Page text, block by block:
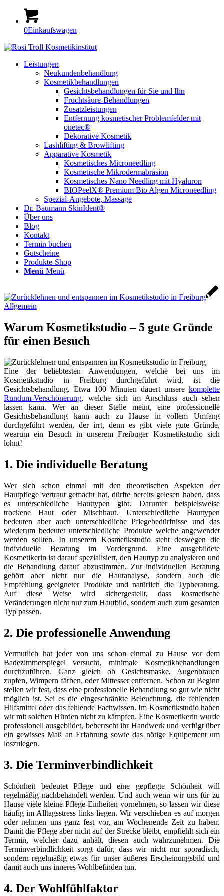
0Einkaufswagen
Leistungen
Neukundenbehandlung
Kosmetikbehandlungen
Gesichtsbehandlungen für Sie und Ihn
Fruchtsäure-Behandlungen
Zusatzleistungen
Entfernung kosmetischer Problemfelder mit
onetec®
Dekorative Kosmetik
Lashlifting & Browlifting
Apparative Kosmetik
Kosmetisches Microneedling
Kosmetische Mikrodermabrasion
Kosmetisches Nano Needling mit Hyaluron
BIOPeelX® Premium Bio Algen Microneedling
Spezial-Angebote, Massage
Dr. Baumann SkinIdent®
Über uns
Blog
Kontakt
Termin buchen
Gutscheine
Produkte-Shop
Menü Menü
Allgemein
Warum Kosmetikstudio – 5 gute Gründe
für einen Besuch
Eine der beliebtesten Anwendungen, welche bei uns im
Kosmetikstudio in Freiburg durchgeführt wird, ist die
Gesichtsbehandlung. Etwa 100 Minuten dauert unsere komplette
Rundum-Verschönerung, welche sich im Anschluss auch sehen
lassen kann. Wer an dieser Stelle meint, eine professionelle
Gesichtsbehandlung kann auch zu Hause in vollem Umfang
durchgeführt werden, der irrt, denn es gibt viele gute Gründe,
wearum ein Besuch in unserem Freibuger Kosmetikstudio sich
lohnt!
1. Die individuelle Beratung
Wer sich schon einmal mit den theoretischen Aspekten der
Hautpflege vertraut gemacht hat, dürfte bereits gelesen haben, dass
es unterschiedliche Hauttypen gibt. Darunter beispielsweise
trockene Haut oder Mischhaut. Unterschiedliche Hauttypen
bedeuten aber auch unterschiedliche Pflegebedürfnisse und das
wiederum bedeutet unterschiedliche Produkte welche angewendet
werden sollten. In unserem Kosmetikstudio steht deswegen die
individuelle Beratung im Vordergrund. Eine ausgebildete
Kosmetikerin ist darauf spezialisiert, den Hauttyp zu analysieren und
die Behandlung darauf abzustimmen. Zur individuellen Beratung
gehört aber nicht nur die Hautanalyse, sondern auch die
Empfehlung geeigneter Produkte und natürlich die Typberatung.
Auf diese Weise wird sichergestellt, dass kosmetische
Veränderungen nicht nur zum Hautbild, sondern auch zum gesamten
Typ passen.
2. Die professionelle Anwendung
Vermutlich hat jeder von uns schon einmal zu Hause vor dem
Badezimmerspiegel versucht, minimale Kosmetikbehandlungen
durchzuführen. Ganz gleich ob Gesichtsmaske, Augenbrauen
zupfen, Wimpern färben, oder Mittesser entfernen. Schon zu Beginn
stellen wir fest, dass eine professionelle Behandlung so gut wie nicht
möglich ist. Sei es die eingeschränkte Beleuchtung, die fehlenden
Hilfsmittel oder das fehlende Fachwissen. Im Kosmetikstudio haben
wir mit solchen Hürden nicht zu kämpfen. Eine Kosmetikerin wurde
professionell ausgebildet, beherrscht ihr Handwerk und verfügt über
ein gewisses Maß an Erfahrung sowie das nötige Equipement um
loszulegen.
3. Die Terminverbindlichkeit
Schönheit bedeutet Pflege und eine gepflegte Schönheit will
regelmäßig nachbehandelt werden. Und auch wenn wir uns für zu
Hause viele kleine Pflege-Einheiten vornehmen, so lassen wir diese
häufig im Alltagsstress links liegen. Wir verschieben es auf morgen
oder nehmen uns ganz fest vor, am Wochenende Zeit zu haben.
Damit die Pflege aber nicht auf der Strecke bleibt, empfiehlt sich ein
Termin, welcher dazu anhält, diesen auch wahrzunehmen. Die
Terminverbindlichkeit sorgt dafür, dass wir nicht nur sporadisch,
sondern regelmäßig etwas für unser äußeres Erscheinungsbild und
damit auch uns inneres Wohlbefinden tun.
4. Der Wohlfühlfaktor